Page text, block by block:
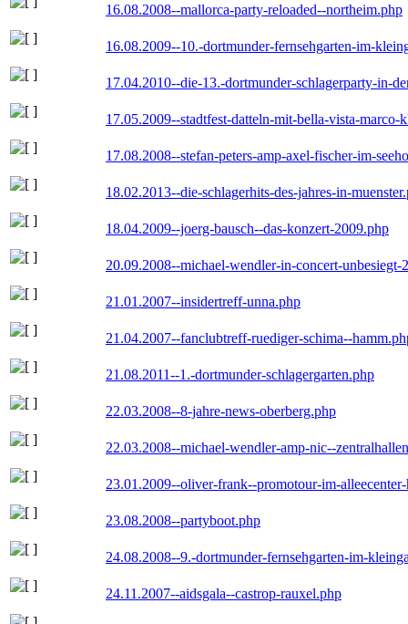
16.08.2008--mallorca-party-reloaded--northeim.php
16.08.2009--10.-dortmunder-fernsehgarten-im-
17.04.2010--die-13.-dortmunder-schlagerparty-in-
17.05.2009--stadtfest-datteln-mit-bella-vista-marco-
17.08.2008--stefan-peters-amp-axel-fischer-im-
18.02.2013--die-schlagerhits-des-jahres-in-
18.04.2009--joerg-bausch--das-konzert-2009.php
20.09.2008--michael-wendler-in-concert-unbesiegt-
21.01.2007--insidertreff-unna.php
21.04.2007--fanclubtreff-ruediger-schima--
21.08.2011--1.-dortmunder-schlagergarten.php
22.03.2008--8-jahre-news-oberberg.php
22.03.2008--michael-wendler-amp-nic--
23.01.2009--oliver-frank--promotour-im-
23.08.2008--partyboot.php
24.08.2008--9.-dortmunder-fernsehgarten-im-
24.11.2007--aidsgala--castrop-rauxel.php